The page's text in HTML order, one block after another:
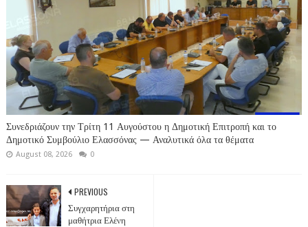
Συνεδριάζουν την Τρίτη 11 Αυγούστου η Δημοτική Επιτροπή και το
Δημοτικό Συμβούλιο Ελασσόνας — Αναλυτικά όλα τα θέματα
August 08, 2026 0
PREVIOUS
Συγχαρητήρια στη
μαθήτρια Ελένη